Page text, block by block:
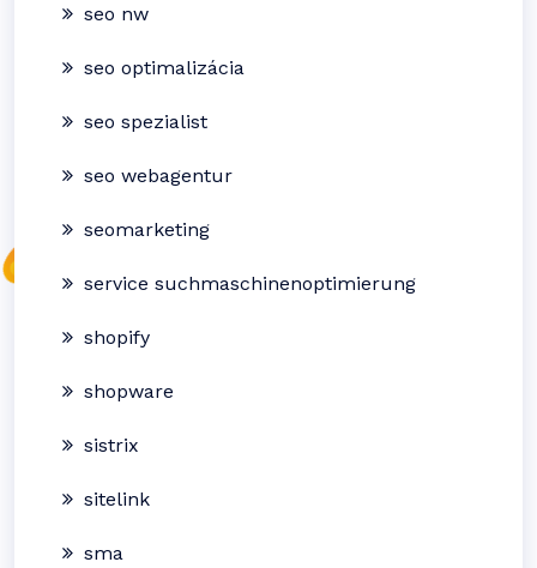
seo nw
seo optimalizácia
seo spezialist
seo webagentur
seomarketing
service suchmaschinenoptimierung
shopify
shopware
sistrix
sitelink
sma